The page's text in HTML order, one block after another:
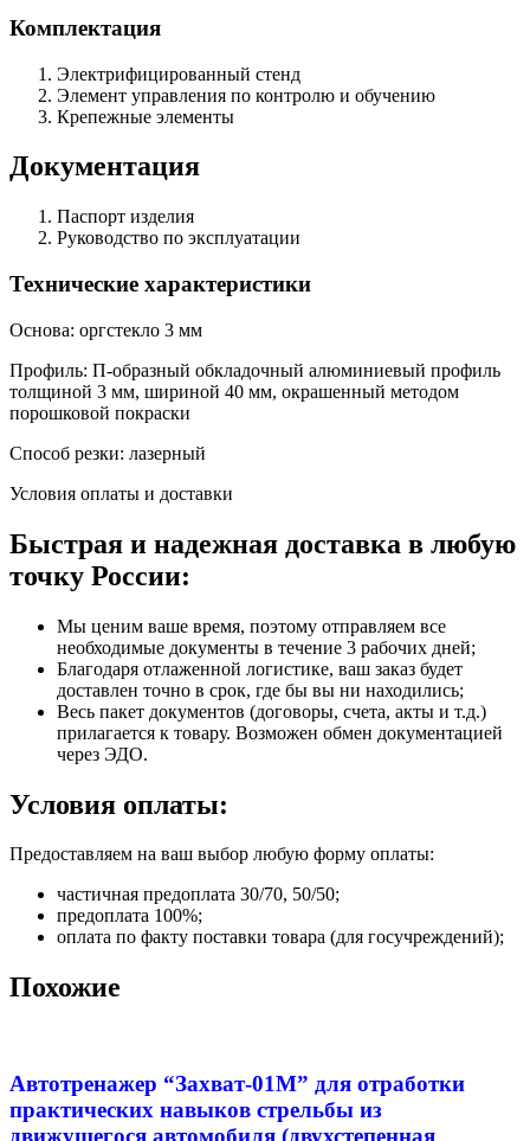
Комплектация
Электрифицированный стенд
Элемент управления по контролю и обучению
Крепежные элементы
Документация
Паспорт изделия
Руководство по эксплуатации
Технические характеристики
Основа: оргстекло 3 мм
Профиль: П-образный обкладочный алюминиевый профиль
толщиной 3 мм, шириной 40 мм, окрашенный методом
порошковой покраски
Способ резки: лазерный
Условия оплаты и доставки
Быстрая и надежная доставка в любую
точку России:
Мы ценим ваше время, поэтому отправляем все
необходимые документы в течение 3 рабочих дней;
Благодаря отлаженной логистике, ваш заказ будет
доставлен точно в срок, где бы вы ни находились;
Весь пакет документов (договоры, счета, акты и т.д.)
прилагается к товару. Возможен обмен документацией
через ЭДО.
Условия оплаты:
Предоставляем на ваш выбор любую форму оплаты:
частичная предоплата 30/70, 50/50;
предоплата 100%;
оплата по факту поставки товара (для госучреждений);
Похожие
Автотренажер “Захват-01М” для отработки
практических навыков стрельбы из
движущегося автомобиля (двухстепенная